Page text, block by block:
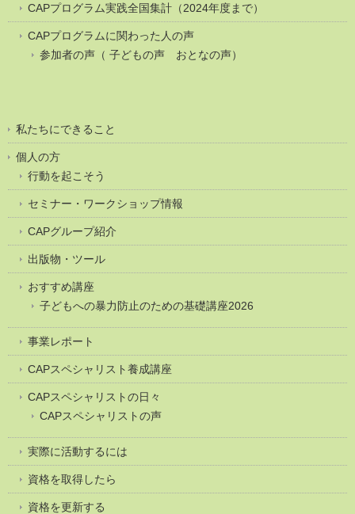
CAPプログラム実践全国集計（2024年度まで）
CAPプログラムに関わった人の声
参加者の声（ 子どもの声 おとなの声）
私たちにできること
個人の方
行動を起こそう
セミナー・ワークショップ情報
CAPグループ紹介
出版物・ツール
おすすめ講座
子どもへの暴力防止のための基礎講座2026
事業レポート
CAPスペシャリスト養成講座
CAPスペシャリストの日々
CAPスペシャリストの声
実際に活動するには
資格を取得したら
資格を更新する